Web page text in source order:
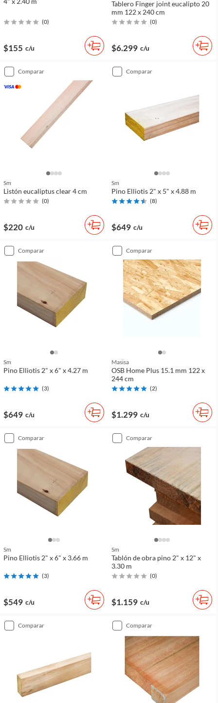
(0)
$155 c/u
Tablero Finger joint eucalipto 20
mm 122 x 240 cm
(0)
$6.299 c/u
comparar
Sm
Listón eucaliptus clear 4 cm
(0)
$220 c/u
comparar
Sm
Pino Elliotis 2" x 5" x 4.88 m
(8)
$649 c/u
comparar
Sm
Pino Elliotis 2" x 6" x 4.27 m
(3)
$649 c/u
comparar
Masisa
OSB Home Plus 15.1 mm 122 x
244 cm
(2)
$1.299 c/u
comparar
Sm
Pino Elliotis 2" x 6" x 3.66 m
(3)
$549 c/u
comparar
Sm
Tablón de obra pino 2" x 12" x
3.30 m
(0)
$1.159 c/u
comparar comparar